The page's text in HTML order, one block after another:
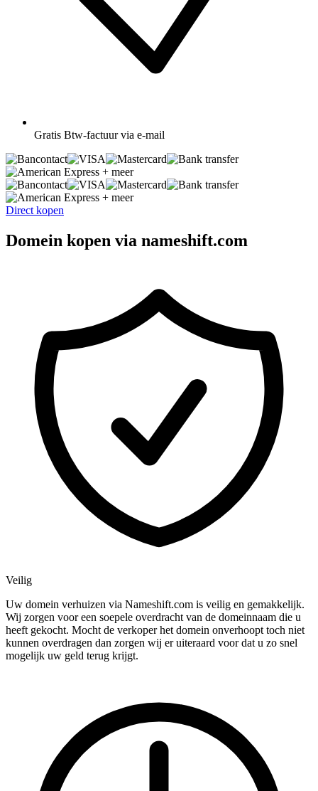
Gratis Btw-factuur via e-mail
+ meer
+ meer
Direct kopen
Domein kopen via nameshift.com
Veilig
Uw domein verhuizen via Nameshift.com is veilig en gemakkelijk.
Wij zorgen voor een soepele overdracht van de domeinnaam die u
heeft gekocht. Mocht de verkoper het domein onverhoopt toch niet
kunnen overdragen dan zorgen wij er uiteraard voor dat u zo snel
mogelijk uw geld terug krijgt.